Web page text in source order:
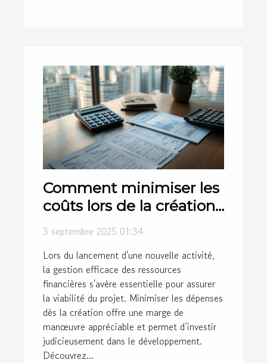
Comment minimiser les
coûts lors de la création
d'entreprise ?
3 septembre 2025 01:34
Lors du lancement d'une nouvelle activité,
la gestion efficace des ressources
financières s'avère essentielle pour assurer
la viabilité du projet. Minimiser les dépenses
dès la création offre une marge de
manœuvre appréciable et permet d’investir
judicieusement dans le développement.
Découvrez...